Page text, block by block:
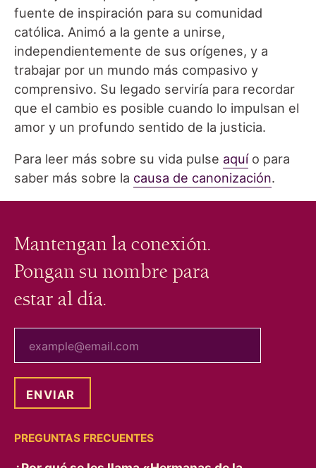
fuente de inspiración para su comunidad
católica. Animó a la gente a unirse,
independientemente de sus orígenes, y a
trabajar por un mundo más compasivo y
comprensivo. Su legado serviría para recordar
que el cambio es posible cuando lo impulsan el
amor y un profundo sentido de la justicia.
Para leer más sobre su vida pulse aquío para
saber más sobre la causa de canonización.
Mantengan la conexión.
Pongan su nombre para
estar al día.
PREGUNTAS FRECUENTES